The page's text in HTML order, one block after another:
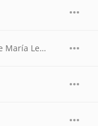
Frio na Barriga (feat. Wanessa Camargo e María León)